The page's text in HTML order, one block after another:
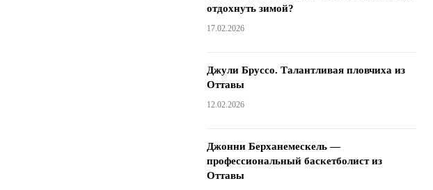
отдохнуть зимой?
17.02.2026
Джули Бруссо. Талантливая пловчиха из
Оттавы
12.02.2026
Джонни Берханемескель —
профессиональный баскетболист из
Оттавы